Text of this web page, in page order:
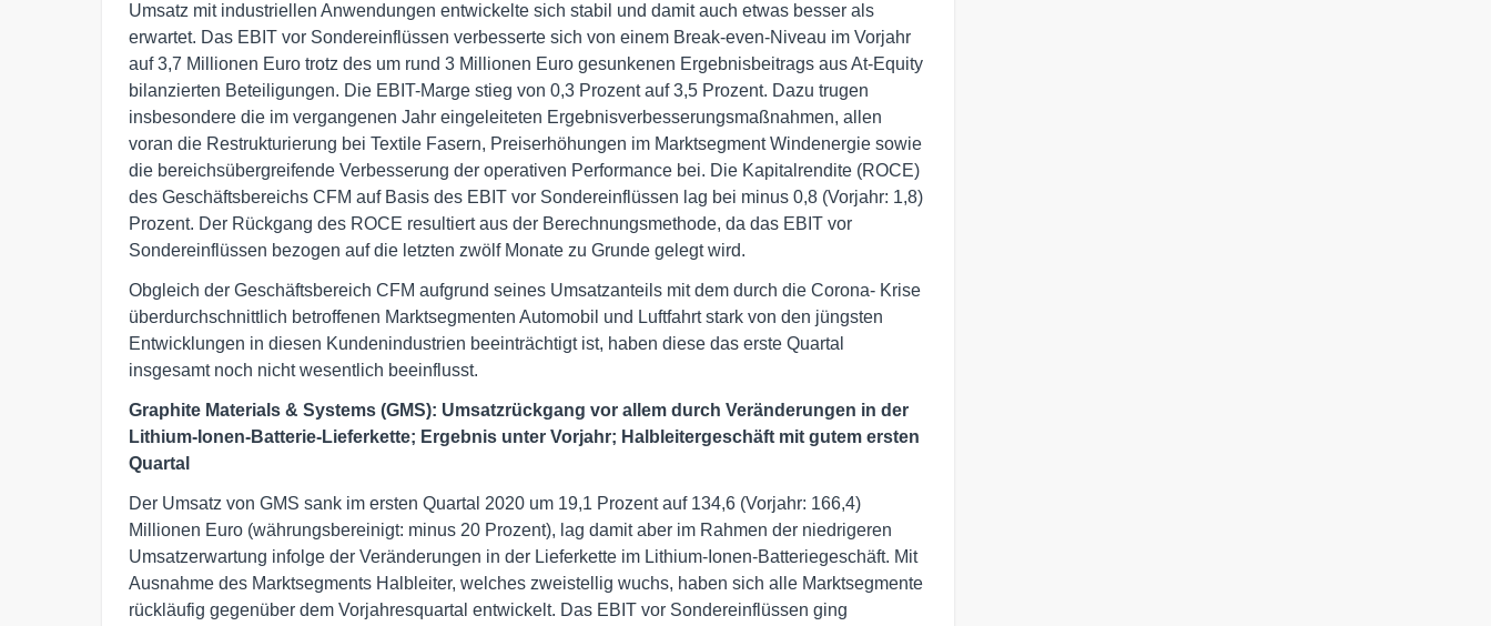
Umsatz mit industriellen Anwendungen entwickelte sich stabil und damit auch etwas besser als
erwartet. Das EBIT vor Sondereinflüssen verbesserte sich von einem Break-even-Niveau im Vorjahr
auf 3,7 Millionen Euro trotz des um rund 3 Millionen Euro gesunkenen Ergebnisbeitrags aus At-Equity
bilanzierten Beteiligungen. Die EBIT-Marge stieg von 0,3 Prozent auf 3,5 Prozent. Dazu trugen
insbesondere die im vergangenen Jahr eingeleiteten Ergebnisverbesserungsmaßnahmen, allen
voran die Restrukturierung bei Textile Fasern, Preiserhöhungen im Marktsegment Windenergie sowie
die bereichsübergreifende Verbesserung der operativen Performance bei. Die Kapitalrendite (ROCE)
des Geschäftsbereichs CFM auf Basis des EBIT vor Sondereinflüssen lag bei minus 0,8 (Vorjahr: 1,8)
Prozent. Der Rückgang des ROCE resultiert aus der Berechnungsmethode, da das EBIT vor
Sondereinflüssen bezogen auf die letzten zwölf Monate zu Grunde gelegt wird.
Obgleich der Geschäftsbereich CFM aufgrund seines Umsatzanteils mit dem durch die Corona- Krise
überdurchschnittlich betroffenen Marktsegmenten Automobil und Luftfahrt stark von den jüngsten
Entwicklungen in diesen Kundenindustrien beeinträchtigt ist, haben diese das erste Quartal
insgesamt noch nicht wesentlich beeinflusst.
Graphite Materials & Systems (GMS): Umsatzrückgang vor allem durch Veränderungen in der
Lithium-Ionen-Batterie-Lieferkette; Ergebnis unter Vorjahr; Halbleitergeschäft mit gutem ersten
Quartal
Der Umsatz von GMS sank im ersten Quartal 2020 um 19,1 Prozent auf 134,6 (Vorjahr: 166,4)
Millionen Euro (währungsbereinigt: minus 20 Prozent), lag damit aber im Rahmen der niedrigeren
Umsatzerwartung infolge der Veränderungen in der Lieferkette im Lithium-Ionen-Batteriegeschäft. Mit
Ausnahme des Marktsegments Halbleiter, welches zweistellig wuchs, haben sich alle Marktsegmente
rückläufig gegenüber dem Vorjahresquartal entwickelt. Das EBIT vor Sondereinflüssen ging